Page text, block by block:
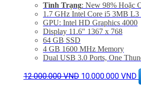
Tình Trạng: New 98% Hoặc
1.7 GHz Intel Core i5 3MB L3
GPU: Intel HD Graphics 4000
Display 11.6″ 1367 x 768
64 GB SSD
4 GB 1600 MHz Memory
Dual USB 3.0 Ports, One
Mac OS X 10.9 or OS X 10.8
Giảm 20% khi mua phụ
12.000.000VND Giá
gốc
10.000.000 VND